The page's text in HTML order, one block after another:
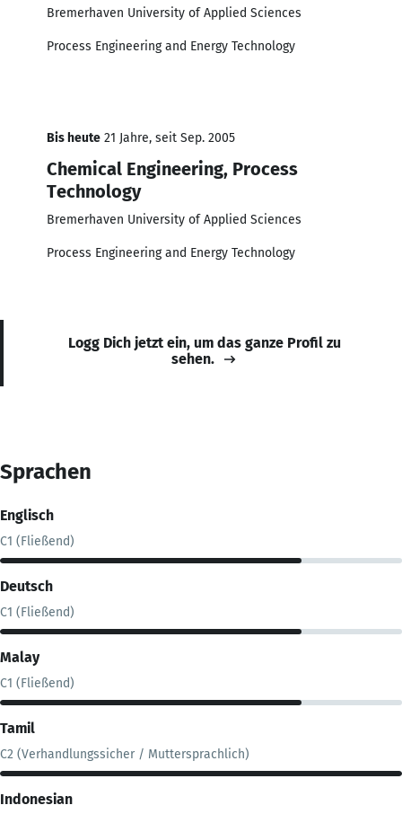
Bremerhaven University of Applied Sciences
Process Engineering and Energy Technology
Bis heute 21 Jahre, seit Sep. 2005
Chemical Engineering, Process
Technology
Bremerhaven University of Applied Sciences
Process Engineering and Energy Technology
Logg Dich jetzt ein, um das ganze Profil zu
sehen.
Sprachen
Englisch
C1 (Fließend)
Deutsch
C1 (Fließend)
Malay
C1 (Fließend)
Tamil
C2 (Verhandlungssicher / Muttersprachlich)
Indonesian